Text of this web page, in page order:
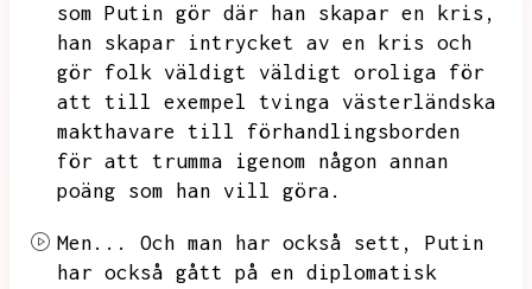
som Putin gör där han skapar en kris,
han skapar intrycket av en kris och
gör folk väldigt väldigt oroliga för
att till exempel tvinga västerländska
makthavare till förhandlingsborden
för att trumma igenom någon annan
poäng som han vill göra.
Men... Och man har också sett,
Putin
har också gått på en diplomatisk